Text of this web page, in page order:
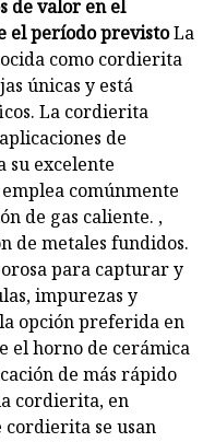
de valor en el
el período previstoLa
como cordierita
únicas y está
La cordierita
de
su excelente
comúnmente
de gas caliente. ,
de metales fundidos.
para capturar y
impurezas y
opción preferida en
el horno de cerámica
de más rápido
cordierita, en
cordierita se usan